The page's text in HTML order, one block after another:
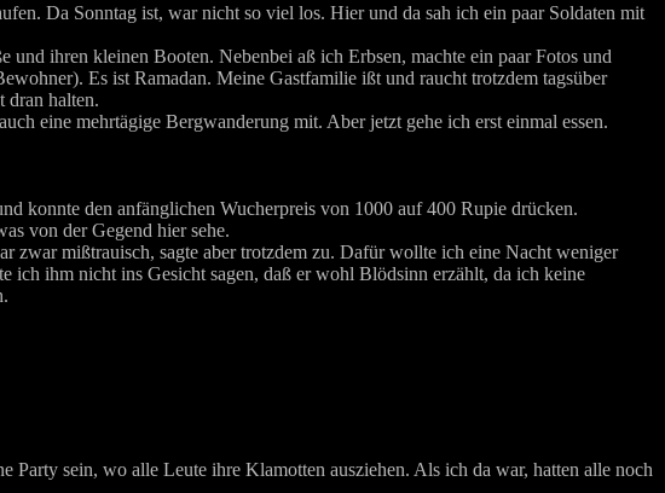
Da Sonntag ist, war nicht so viel los. Hier und da sah ich ein paar Soldaten mit
und ihren kleinen Booten. Nebenbei aß ich Erbsen, machte ein paar Fotos und
Es ist Ramadan. Meine Gastfamilie ißt und raucht trotzdem tagsüber
dran halten.
eine mehrtägige Bergwanderung mit. Aber jetzt gehe ich erst einmal essen.
konnte den anfänglichen Wucherpreis von 1000 auf 400 Rupie drücken.
von der Gegend hier sehe.
zwar mißtrauisch, sagte aber trotzdem zu. Dafür wollte ich eine Nacht weniger
ich ihm nicht ins Gesicht sagen, daß er wohl Blödsinn erzählt, da ich keine
sein, wo alle Leute ihre Klamotten ausziehen. Als ich da war, hatten alle noch